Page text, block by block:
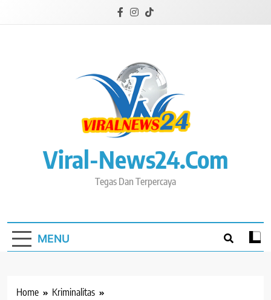
Viral-News24.com
Tegas Dan Terpercaya
MENU
Home
Kriminalitas